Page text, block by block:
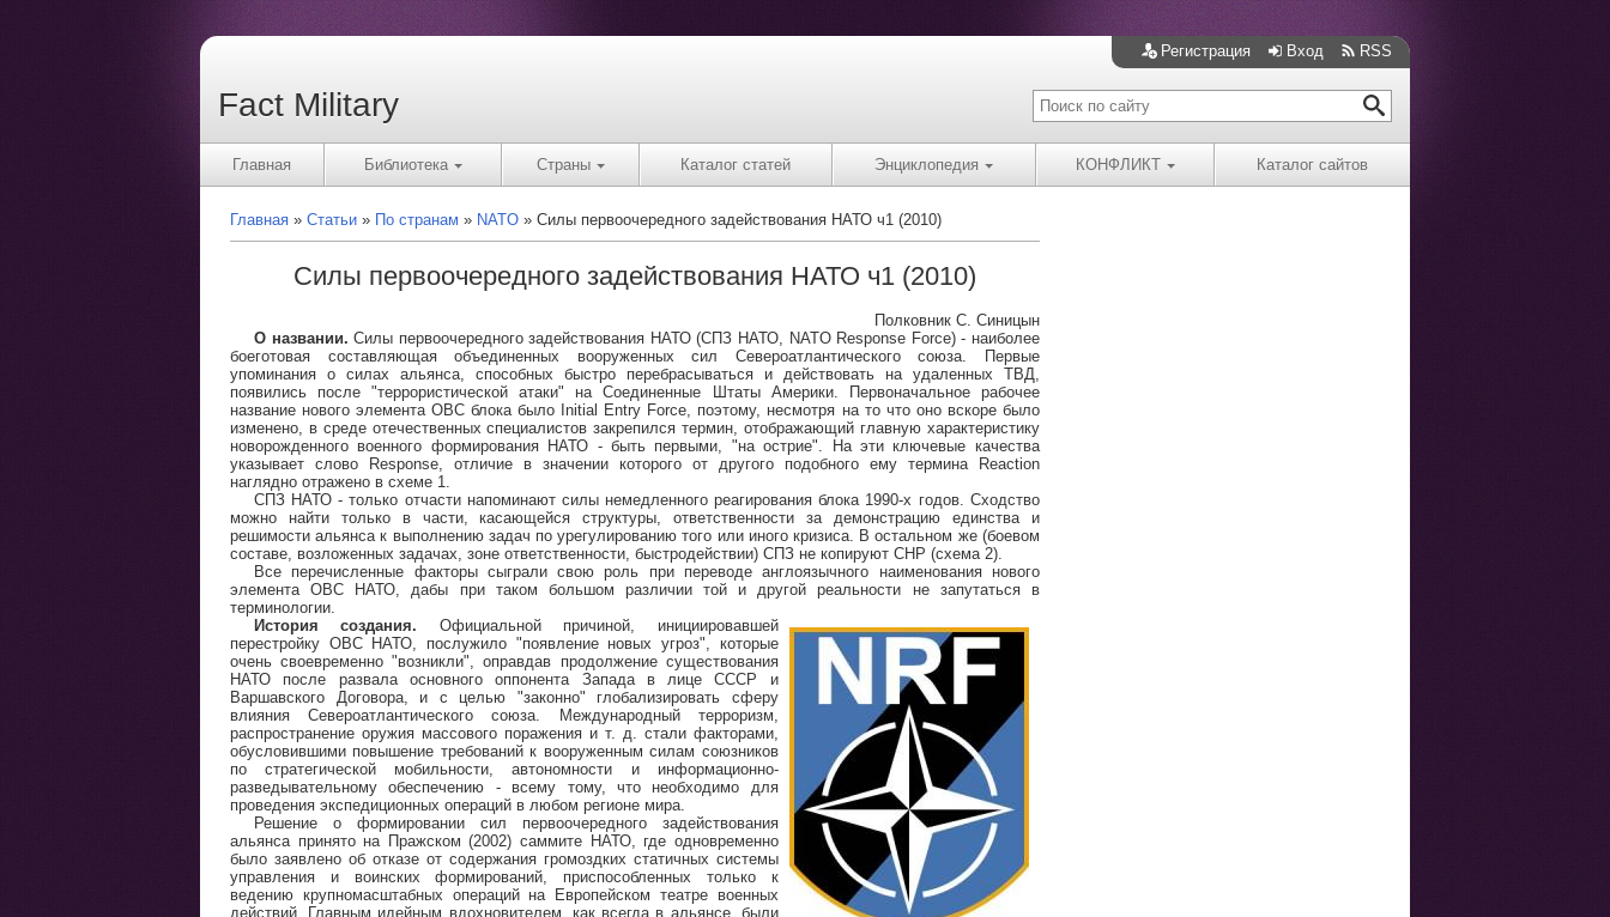
Регистрация Вход RSS
Fact Military
Главная Библиотека Страны Каталог статей Энциклопедия КОНФЛИКТ Каталог сайтов
Главная Статьи По странам NATO Силы первоочередного задействования НАТО ч1 (2010)
Силы первоочередного задействования НАТО ч1 (2010)
Полковник С. Синицын
О названии.Силы первоочередного задействования НАТО (СПЗ НАТО, NATO Response Force) - наиболее
боеготовая составляющая объединенных вооруженных сил Североатлантического союза. Первые
упоминания о силах альянса, способных быстро перебрасываться и действовать на удаленных ТВД,
появились после "террористической атаки" на Соединенные Штаты Америки. Первоначальное рабочее
название нового элемента ОВС блока было Initial Entry Force, поэтому, несмотря на то что оно вскоре было
изменено, в среде отечественных специалистов закрепился термин, отображающий главную характеристику
новорожденного военного формирования НАТО - быть первыми, "на острие". На эти ключевые качества
указывает слово Response, отличие в значении которого от другого подобного ему термина Reaction
наглядно отражено в схеме 1.
СПЗ НАТО - только отчасти напоминают силы немедленного реагирования блока 1990-х годов. Сходство
можно найти только в части, касающейся структуры, ответственности за демонстрацию единства и
решимости альянса к выполнению задач по урегулированию того или иного кризиса. В остальном же (боевом
составе, возложенных задачах, зоне ответственности, быстродействии) СПЗ не копируют СНР (схема 2).
Все перечисленные факторы сыграли свою роль при переводе англоязычного наименования нового
элемента ОВС НАТО, дабы при таком большом различии той и другой реальности не запутаться в
терминологии.
История создания. Официальной причиной, инициировавшей
перестройку ОВС НАТО, послужило "появление новых угроз", которые
очень своевременно "возникли", оправдав продолжение существования
НАТО после развала основного оппонента Запада в лице СССР и
Варшавского Договора, и с целью "законно" глобализировать сферу
влияния Североатлантического союза. Международный терроризм,
распространение оружия массового поражения и т. д. стали факторами,
обусловившими повышение требований к вооруженным силам союзников
по стратегической мобильности, автономности и информационно-
разведывательному обеспечению - всему тому, что необходимо для
проведения экспедиционных операций в любом регионе мира.
Решение о формировании сил первоочередного задействования
альянса принято на Пражском (2002) саммите НАТО, где одновременно
было заявлено об отказе от содержания громоздких статичных системы
управления и воинских формирований, приспособленных только к
ведению крупномасштабных операций на Европейском театре военных
действий. Главным идейным вдохновителем, как всегда в альянсе, были